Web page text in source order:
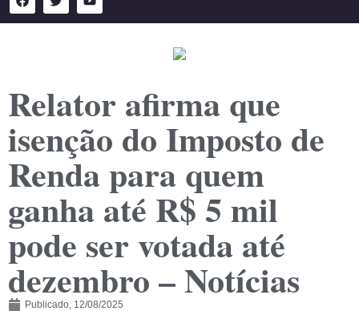
Relator afirma que
isenção do Imposto de
Renda para quem
ganha até R$ 5 mil
pode ser votada até
dezembro – Notícias
Publicado, 12/08/2025